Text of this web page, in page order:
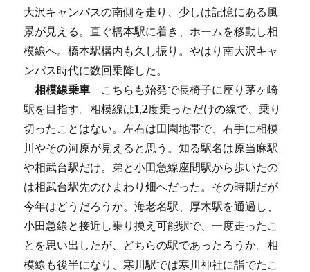
大沢キャンパスの南側を走り、少しは記憶にある風
景が見える。直ぐ橋本駅に着き、ホームを移動し相
模線へ。橋本駅構内も久し振り。やはり南大沢キャ
ンパス時代に数回乗降した。
相模線乗車 こちらも始発で長椅子に座り茅ヶ崎
駅を目指す。相模線は1,2度乗っただけの線で、乗り
切ったことはない。左右は田園地帯で、右手に相模
川やその河原が見えると思う。知る駅名は原当麻駅
や相武台駅だけ。弟と小田急線座間駅から歩いたの
は相武台駅先のひまわり畑へだった。その時期だが
今年はどうだろうか。海老名駅、厚木駅を通過し、
小田急線と接近し乗り換え可能駅で、一度走ったこ
とを思い出したが、どちらの駅であったろうか。相
模線も後半になり、寒川駅では寒川神社に詣でたこ